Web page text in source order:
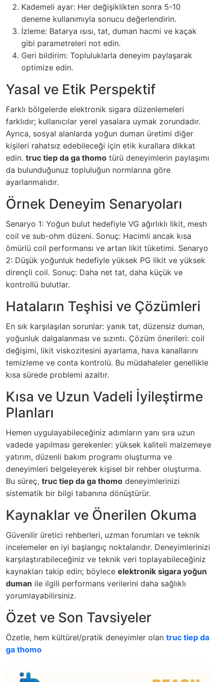
Kademeli ayar: Her değişiklikten sonra 5-10
deneme kullanımıyla sonucu değerlendirin.
İzleme: Batarya ısısı, tat, duman hacmi ve kaçak
gibi parametreleri not edin.
Geri bildirim: Topluluklarla deneyim paylaşarak
optimize edin.
Yasal ve Etik Perspektif
Farklı bölgelerde elektronik sigara düzenlemeleri
farklıdır; kullanıcılar yerel yasalara uymak zorundadır.
Ayrıca, sosyal alanlarda yoğun duman üretimi diğer
kişileri rahatsız edebileceği için etik kurallara dikkat
edin. truc tiep da ga thomo türü deneyimlerin paylaşımı
da bulunduğunuz topluluğun normlarına göre
ayarlanmalıdır.
Örnek Deneyim Senaryoları
Senaryo 1: Yoğun bulut hedefiyle VG ağırlıklı likit, mesh
coil ve sub-ohm düzeni. Sonuç: Hacimli ancak kısa
ömürlü coil performansı ve artan likit tüketimi. Senaryo
2: Düşük yoğunluk hedefiyle yüksek PG likit ve yüksek
dirençli coil. Sonuç: Daha net tat, daha küçük ve
kontrollü bulutlar.
Hataların Teşhisi ve Çözümleri
En sık karşılaşılan sorunlar: yanık tat, düzensiz duman,
yoğunluk dalgalanması ve sızıntı. Çözüm önerileri: coil
değişimi, likit viskozitesini ayarlama, hava kanallarını
temizleme ve conta kontrolü. Bu müdahaleler genellikle
kısa sürede problemi azaltır.
Kısa ve Uzun Vadeli İyileştirme
Planları
Hemen uygulayabileceğiniz adımların yanı sıra uzun
vadede yapılması gerekenler: yüksek kaliteli malzemeye
yatırım, düzenli bakım programı oluşturma ve
deneyimleri belgeleyerek kişisel bir rehber oluşturma.
Bu süreç, truc tiep da ga thomo deneyimlerinizi
sistematik bir bilgi tabanına dönüştürür.
Kaynaklar ve Önerilen Okuma
Güvenilir üretici rehberleri, uzman forumları ve teknik
incelemeler en iyi başlangıç noktalarıdır. Deneyimlerinizi
karşılaştırabileceğiniz ve teknik veri toplayabileceğiniz
kaynakları takip edin; böylece elektronik sigara yoğun
duman ile ilgili performans verilerini daha sağlıklı
yorumlayabilirsiniz.
Özet ve Son Tavsiyeler
Özetle, hem kültürel/pratik deneyimler olan truc tiep da
ga thomo